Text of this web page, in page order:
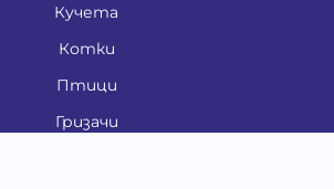
Кучета
Котки
Птици
Гризачи